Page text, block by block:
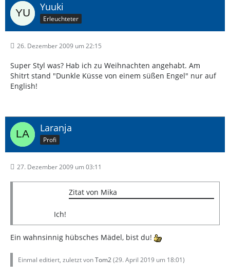
Yuuki
Erleuchteter
26. Dezember 2009 um 22:15
Super Styl was? Hab ich zu Weihnachten angehabt. Am
Shitrt stand "Dunkle Küsse von einem süßen Engel" nur auf
English!
Laranja
Profi
27. Dezember 2009 um 03:11
Zitat von Mika
Ich!
Ein wahnsinnig hübsches Mädel, bist du!
Einmal editiert, zuletzt vonTom2(29. April 2019 um 18:01)